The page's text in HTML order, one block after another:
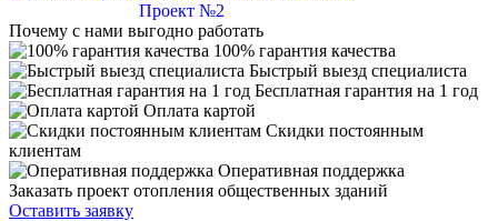
Проект №2
Почему с нами выгодно работать
100% гарантия качества
Быстрый выезд специалиста
Бесплатная гарантия на 1 год
Оплата картой
Скидки постоянным
клиентам
Оперативная поддержка
Заказать проект отопления общественных зданий
Оставить заявку